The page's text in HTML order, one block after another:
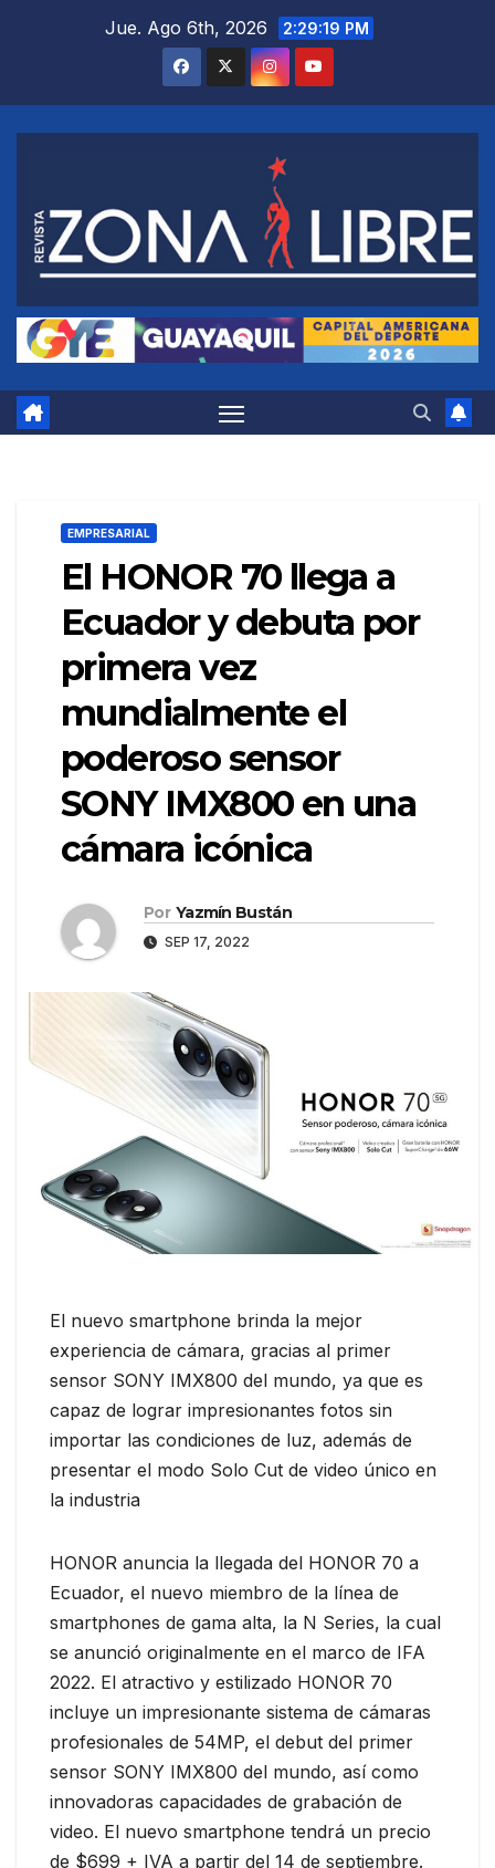
Jue. Ago 6th, 2026 2:29:20 PM
EMPRESARIAL
El HONOR 70 llega a
Ecuador y debuta por
primera vez
mundialmente el
poderoso sensor
SONY IMX800 en una
cámara icónica
Por Yazmín Bustán
SEP 17, 2022
El nuevo smartphone brinda la mejor
experiencia de cámara, gracias al primer
sensor SONY IMX800 del mundo, ya que es
capaz de lograr impresionantes fotos sin
importar las condiciones de luz, además de
presentar el modo Solo Cut de video único en
la industria
HONOR anuncia la llegada del HONOR 70 a
Ecuador, el nuevo miembro de la línea de
smartphones de gama alta, la N Series, la cual
se anunció originalmente en el marco de IFA
2022. El atractivo y estilizado HONOR 70
incluye un impresionante sistema de cámaras
profesionales de 54MP, el debut del primer
sensor SONY IMX800 del mundo, así como
innovadoras capacidades de grabación de
video. El nuevo smartphone tendrá un precio
de $699 + IVA a partir del 14 de septiembre.